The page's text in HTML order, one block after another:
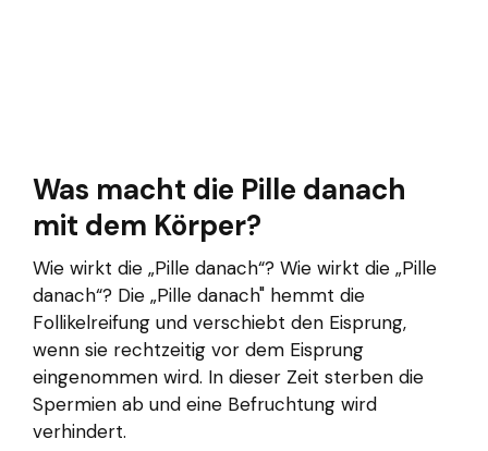
Was macht die Pille danach
mit dem Körper?
Wie wirkt die „Pille danach“? Wie wirkt die „Pille
danach“? Die „Pille danach" hemmt die
Follikelreifung und verschiebt den Eisprung,
wenn sie rechtzeitig vor dem Eisprung
eingenommen wird. In dieser Zeit sterben die
Spermien ab und eine Befruchtung wird
verhindert.